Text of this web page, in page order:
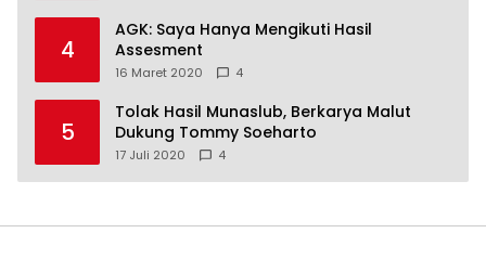
4
AGK: Saya Hanya Mengikuti Hasil
Assesment
16 Maret 2020 4
5
Tolak Hasil Munaslub, Berkarya Malut
Dukung Tommy Soeharto
17 Juli 2020 4